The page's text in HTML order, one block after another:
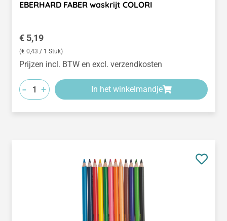
EBERHARD FABER waskrijt COLORI
Normale prijs:
€ 5,19
(€ 0,43 / 1 Stuk)
Prijzen incl. BTW en excl. verzendkosten
- + In het winkelmandje